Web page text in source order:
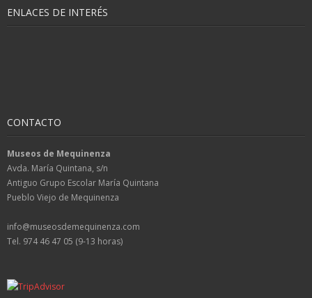
ENLACES DE INTERÉS
CONTACTO
Museos de Mequinenza
Avda. María Quintana, s/n
Antiguo Grupo Escolar María Quintana
Pueblo Viejo de Mequinenza
info@museosdemequinenza.com
Tel. 974 46 47 05 (9-13 horas)